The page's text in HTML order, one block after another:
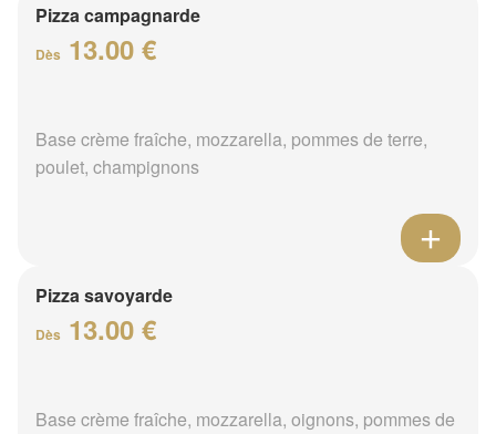
Pizza campagnarde
Dès 13.00 €
Base crème fraîche, mozzarella, pommes de terre,
poulet, champignons
Pizza savoyarde
Dès 13.00 €
Base crème fraîche, mozzarella, oignons, pommes de